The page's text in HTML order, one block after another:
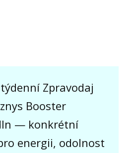
Zpravodaj
Booster
— konkrétní
energii, odolnost